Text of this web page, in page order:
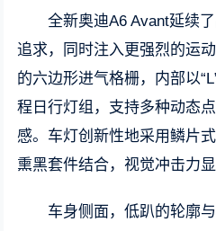
全新奥迪A6 Avant延续
追求，同时注入更强烈的运
的六边形进气格栅，内部以
程日行灯组，支持多种动态
感。车灯创新性地采用鳞片
熏黑套件结合，视觉冲击力显
车身侧面，低趴的轮廓